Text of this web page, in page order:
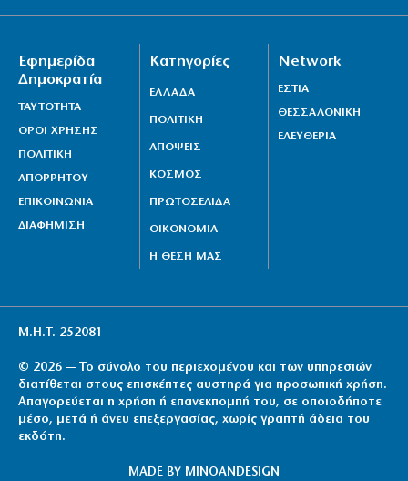
Εφημερίδα
Δημοκρατία
ΤΑΥΤΟΤΗΤΑ
ΟΡΟΙ ΧΡΗΣΗΣ
ΠΟΛΙΤΙΚΗ
ΑΠΟΡΡΗΤΟΥ
ΕΠΙΚΟΙΝΩΝΙΑ
ΔΙΑΦΗΜΙΣΗ
Κατηγορίες
ΕΛΛΑΔΑ
ΠΟΛΙΤΙΚΗ
ΑΠΟΨΕΙΣ
ΚΟΣΜΟΣ
ΠΡΩΤΟΣΕΛΙΔΑ
ΟΙΚΟΝΟΜΙΑ
Η ΘΕΣΗ ΜΑΣ
Network
ΕΣΤΙΑ
ΘΕΣΣΑΛΟΝΙΚΗ
ΕΛΕΥΘΕΡΙΑ
Μ.Η.Τ. 252081
© 2026 — Το σύνολο του περιεχομένου και των υπηρεσιών
διατίθεται στους επισκέπτες αυστηρά για προσωπική χρήση.
Απαγορεύεται η χρήση ή επανεκπομπή του, σε οποιοδήποτε
μέσο, μετά ή άνευ επεξεργασίας, χωρίς γραπτή άδεια του
εκδότη.
MADE BY MINOANDESIGN